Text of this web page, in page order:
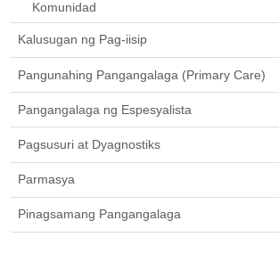
Komunidad
Kalusugan ng Pag-iisip
Pangunahing Pangangalaga (Primary Care)
Pangangalaga ng Espesyalista
Pagsusuri at Dyagnostiks
Parmasya
Pinagsamang Pangangalaga